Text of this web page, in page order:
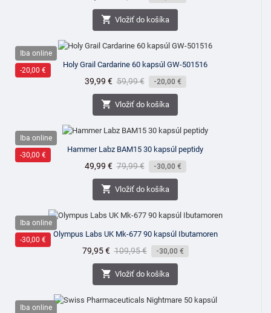
cena
 Vložiť do košíka
Iba online
-20,00 €
Holy Grail Cardarine 60 kapsúl GW-501516
Cena
39,99 € Bežná
cena
59,99 € -20,00 €
 Vložiť do košíka
Iba online
-30,00 €
Hammer Labz BAM15 30 kapsúl peptidy
Cena
49,99 € Bežná
cena
79,99 € -30,00 €
 Vložiť do košíka
Iba online
-30,00 €
Olympus Labs UK Mk-677 90 kapsúl Ibutamoren
Cena
79,95 € Bežná
cena
109,95 € -30,00 €
 Vložiť do košíka
Iba online